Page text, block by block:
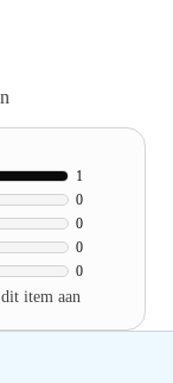
0
0
0
0
1
item aan